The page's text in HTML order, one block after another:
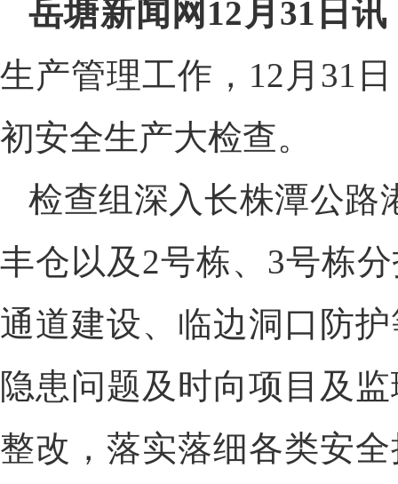
岳塘新闻网12月31日讯
生产管理工作，12月31
初安全生产大检查。
检查组深入长株潭公路
丰仓以及2号栋、3号栋
通道建设、临边洞口防
隐患问题及时向项目及
整改，落实落细各类安